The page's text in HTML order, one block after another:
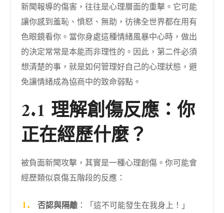
新聞報導的傷害，往往是心理層面的重擊。它可能
讓你感到羞恥、憤怒、無助，彷彿全世界都在用有
色眼鏡看你。當你身處這種情緒風暴中心時，做出
的決定常常是本能而非理性的。因此，第二件必須
想清楚的事，就是如何管理好自己的心理狀態，避
免讓情緒成為協商中的致命弱點。
2.1 理解創傷反應：你
正在經歷什麼？
被負面新聞攻擊，其實是一種心理創傷。你可能會
經歷類似哀傷五階段的反應：
否認與隔離：「這不可能發生在我身上！」